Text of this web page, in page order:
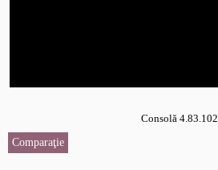
Consolă 4.83.102
Comparaţie